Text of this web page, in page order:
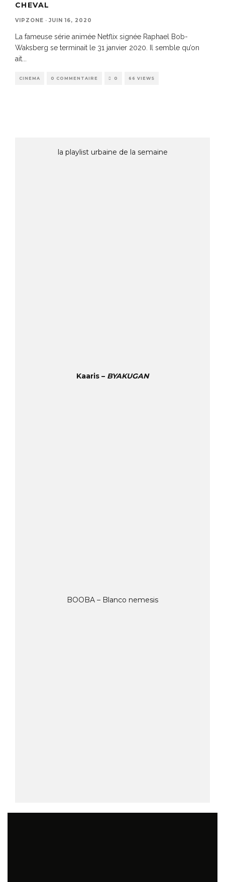
CHEVAL
VIPZONE · JUIN 16, 2020
La fameuse série animée Netflix signée Raphael Bob-
Waksberg se terminait le 31 janvier 2020. Il semble qu’on
ait...
CINEMA 0 COMMENTAIRE 0 66 VIEWS
la playlist urbaine de la semaine
Kaaris – BYAKUGAN
BOOBA – Blanco nemesis